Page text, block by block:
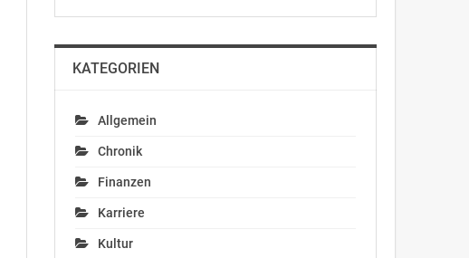
KATEGORIEN
Allgemein
Chronik
Finanzen
Karriere
Kultur